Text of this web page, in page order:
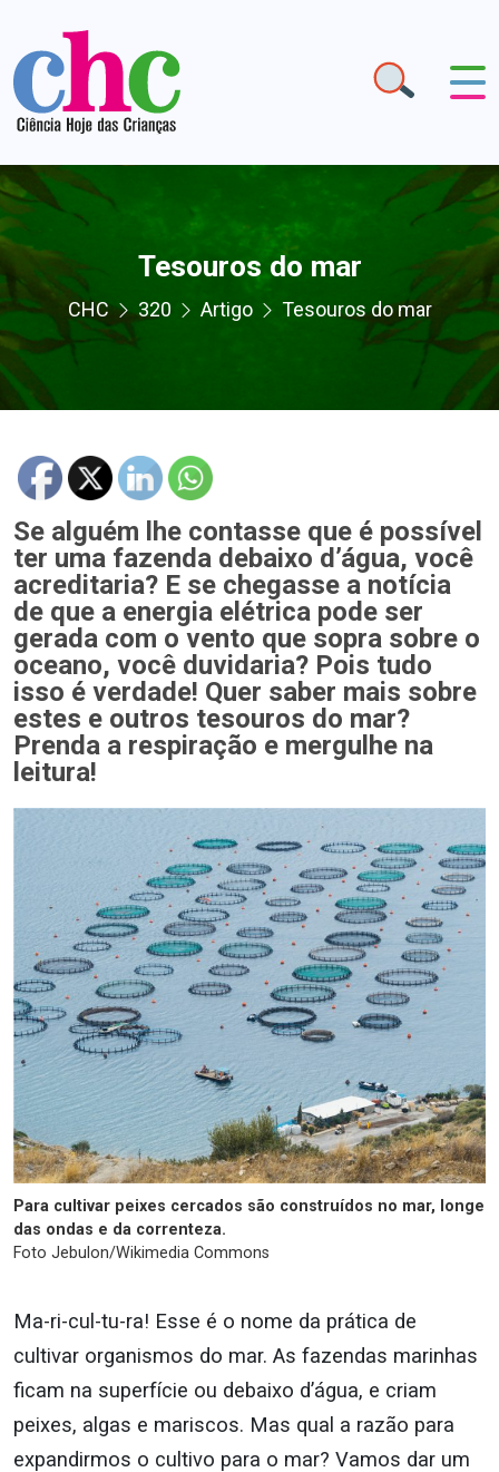
Tesouros do mar
CHC 320 Artigo Tesouros do mar
Se alguém lhe contasse que é possível
ter uma fazenda debaixo d’água, você
acreditaria? E se chegasse a notícia
de que a energia elétrica pode ser
gerada com o vento que sopra sobre o
oceano, você duvidaria? Pois tudo
isso é verdade! Quer saber mais sobre
estes e outros tesouros do mar?
Prenda a respiração e mergulhe na
leitura!
Para cultivar peixes cercados são construídos no mar, longe
das ondas e da correnteza.
Foto Jebulon/Wikimedia Commons
Ma-ri-cul-tu-ra! Esse é o nome da prática de
cultivar organismos do mar. As fazendas marinhas
ficam na superfície ou debaixo d’água, e criam
peixes, algas e mariscos. Mas qual a razão para
expandirmos o cultivo para o mar? Vamos dar um